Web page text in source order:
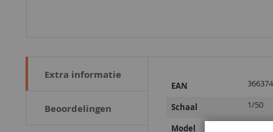
Extra informatie
Beoordelingen
informatie
EAN
Schaal 1/50
Model